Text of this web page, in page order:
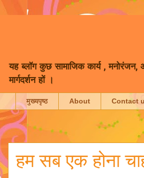
यह ब्लॉग कुछ सामाजिक कार्य , मनोरंजन,
मार्गदर्शन हों ।
मुख्यपृष्ठ About Contact
हम सब एक होना